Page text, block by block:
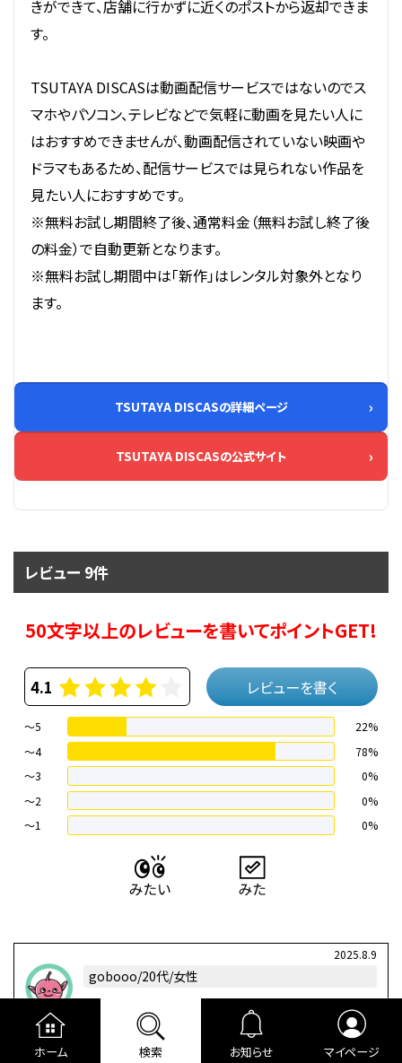
ホーム 検索 お知らせ マイページ
きができて、店舗に行かずに近くのポストから返却できま
す。
TSUTAYA DISCASは動画配信サービスではないのでス
マホやパソコン、テレビなどで気軽に動画を見たい人に
はおすすめできませんが、動画配信されていない映画や
ドラマもあるため、配信サービスでは見られない作品を
見たい人におすすめです。
※無料お試し期間終了後、通常料金（無料お試し終了後
の料金）で自動更新となります。
※無料お試し期間中は「新作」はレンタル対象外となり
ます。
TSUTAYA DISCASの詳細ページ
TSUTAYA DISCASの公式サイト
レビュー 9件
50文字以上のレビューを書いてポイントGET!
4.1 レビューを書く
～5
22%
～4
78%
〜3
0%
〜2
0%
〜1
0%
2025.8.9
gobooo/20代/女性
0
ハラハラ グロい